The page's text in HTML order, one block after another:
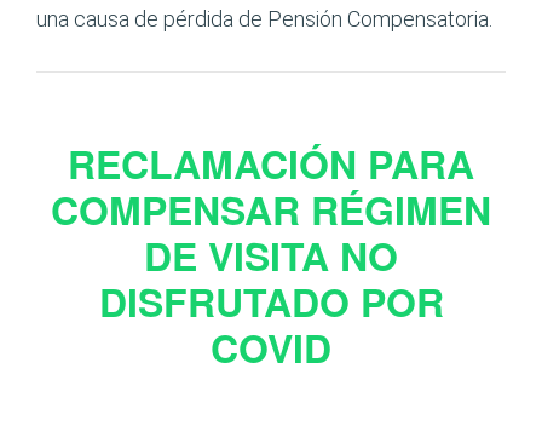
una causa de pérdida de Pensión Compensatoria.
RECLAMACIÓN PARA
COMPENSAR RÉGIMEN
DE VISITA NO
DISFRUTADO POR
COVID